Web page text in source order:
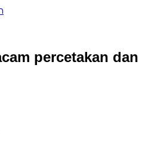
percetakan dan